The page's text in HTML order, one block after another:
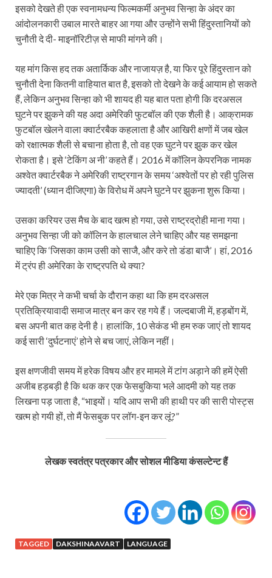
इसको देखते ही एक स्वनामधन्य फिल्मकर्मी अनुभव सिन्हा के अंदर का
आंदोलनकारी उबाल मारते बाहर आ गया और उन्होंने सभी हिंदुस्तानियों को
चुनौती दे दी- माइनॉरिटीज़ से माफी मांगने की।
यह मांग किस हद तक अतार्किक और नाजायज़ है, या फिर पूरे हिंदुस्तान को
चुनौती देना कितनी वाहियात बात है, इसको तो देखने के कई आयाम हो सकते
हैं, लेकिन अनुभव सिन्हा को भी शायद ही यह बात पता होगी कि दरअसल
घुटने पर झुकने की यह अदा अमेरिकी फुटबॉल की एक शैली है। आक्रामक
फुटबॉल खेलने वाला क्वार्टरबैक कहलाता है और आखिरी क्षणों में जब खेल
को रक्षात्मक शैली से बचाना होता है, तो वह एक घुटने पर झुक कर खेल
रोकता है। इसे ‘टेकिंग अ नी’ कहते हैं। 2016 में कॉलिन केपरनिक नामक
अश्वेत क्वार्टरबैक ने अमेरिकी राष्ट्रगान के समय ‘अश्वेतों पर हो रही पुलिस
ज्यादती’ (ध्यान दीजिएगा) के विरोध में अपने घुटने पर झुकना शुरू किया।
उसका करियर उस मैच के बाद खत्म हो गया, उसे राष्ट्रद्रोही माना गया।
अनुभव सिन्हा जी को कॉलिन के हालचाल लेने चाहिए और यह समझना
चाहिए कि ‘जिसका काम उसी को साजै, और करे तो डंडा बाजै’। हां, 2016
में ट्रंप ही अमेरिका के राष्ट्रपति थे क्या?
मेरे एक मित्र ने कभी चर्चा के दौरान कहा था कि हम दरअसल
प्रतिक्रियावादी समाज मात्र बन कर रह गये हैं। जल्दबाजी में, हड़बोंग में,
बस अपनी बात कह देनी है। हालांकि, 10 सेकंड भी हम रुक जाएं तो शायद
कई सारी ‘दुर्घटनाएं’ होने से बच जाएं, लेकिन नहीं।
इस क्षणजीवी समय में हरेक विषय और हर मामले में टांग अड़ाने की हमें ऐसी
अजीब हड़बड़ी है कि थक कर एक फेसबुकिया भले आदमी को यह तक
लिखना पड़ जाता है, “भाइयों। यदि आप सभी की हाथी पर की सारी पोस्ट्स
खत्म हो गयी हों, तो मैं फेसबुक पर लॉग-इन कर लूं?”
लेखक स्वतंत्र पत्रकार और सोशल मीडिया कंसल्टेन्ट हैं
TAGGED DAKSHINAAVART LANGUAGE